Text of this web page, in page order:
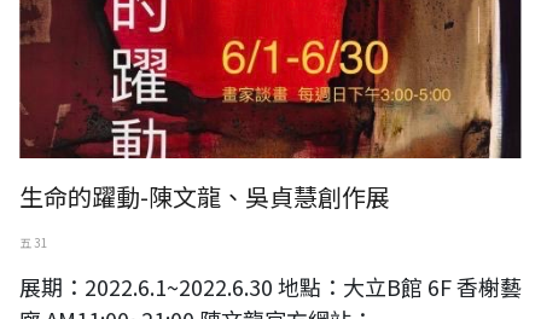
生命的躍動-陳文龍、吳貞慧創作展
五 31
展期：2022.6.1~2022.6.30 地點：大立B館 6F 香榭藝